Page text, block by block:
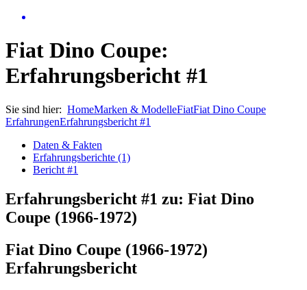
Fiat Dino Coupe:
Erfahrungsbericht #1
Sie sind hier: HomeMarken & ModelleFiatFiat Dino Coupe
ErfahrungenErfahrungsbericht #1
Daten & Fakten
Erfahrungsberichte (1)
Bericht #1
Erfahrungsbericht #1 zu: Fiat Dino
Coupe (1966-1972)
Fiat Dino Coupe (1966-1972)
Erfahrungsbericht